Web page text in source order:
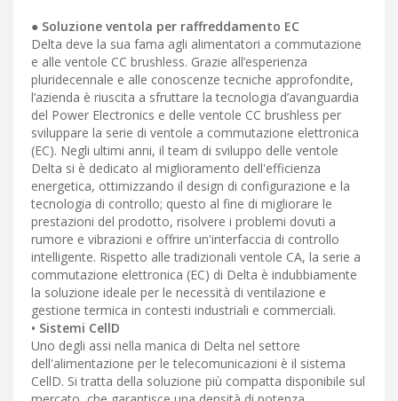
● Soluzione ventola per raffreddamento EC
Delta deve la sua fama agli alimentatori a commutazione
e alle ventole CC brushless. Grazie all’esperienza
pluridecennale e alle conoscenze tecniche approfondite,
l’azienda è riuscita a sfruttare la tecnologia d’avanguardia
del Power Electronics e delle ventole CC brushless per
sviluppare la serie di ventole a commutazione elettronica
(EC). Negli ultimi anni, il team di sviluppo delle ventole
Delta si è dedicato al miglioramento dell'efficienza
energetica, ottimizzando il design di configurazione e la
tecnologia di controllo; questo al fine di migliorare le
prestazioni del prodotto, risolvere i problemi dovuti a
rumore e vibrazioni e offrire un'interfaccia di controllo
intelligente. Rispetto alle tradizionali ventole CA, la serie a
commutazione elettronica (EC) di Delta è indubbiamente
la soluzione ideale per le necessità di ventilazione e
gestione termica in contesti industriali e commerciali.
• Sistemi CellD
Uno degli assi nella manica di Delta nel settore
dell'alimentazione per le telecomunicazioni è il sistema
CellD. Si tratta della soluzione più compatta disponibile sul